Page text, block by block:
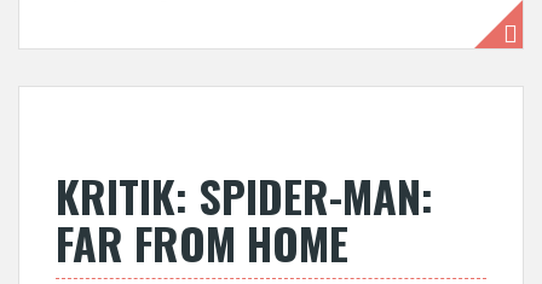
KRITIK: SPIDER-MAN:
FAR FROM HOME